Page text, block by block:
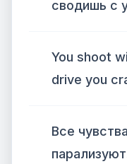
сводишь с
You shoot
drive you
Все